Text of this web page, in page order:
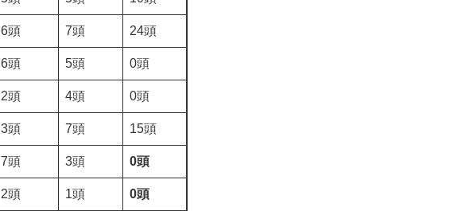
6頭 7頭 24頭
6頭 5頭 0頭
2頭 4頭 0頭
3頭 7頭 15頭
7頭 3頭 0頭
2頭 1頭 0頭